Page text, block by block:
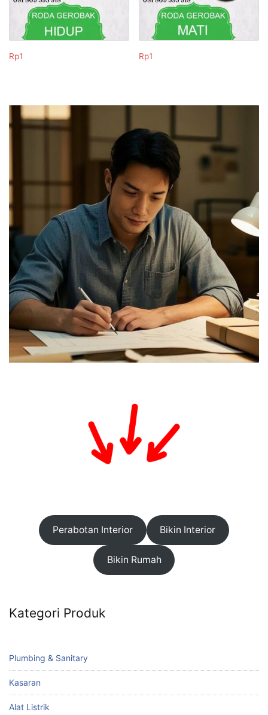
Rp1 Rp1
Perabotan Interior Bikin Interior
Bikin Rumah
Kategori Produk
Plumbing & Sanitary
Kasaran
Alat Listrik